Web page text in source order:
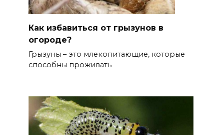
Как избавиться от грызунов в
огороде?
Грызуны – это млекопитающие, которые
способны проживать